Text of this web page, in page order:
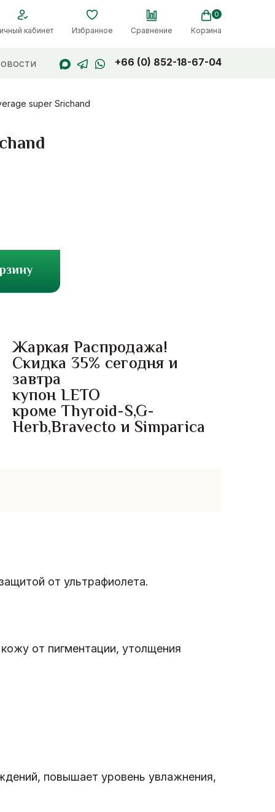
кабинет Избранное Сравнение
0
Корзина
+66 (0) 852-18-67-04
super Srichand
Жаркая Распродажа!
Скидка 35% сегодня и
завтра
купон LETO
кроме Thyroid-S,G-
Herb,Bravecto и Simparica
от ультрафиолета.
от пигментации, утолщения
повышает уровень увлажнения,